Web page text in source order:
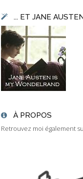
... ET JANE
À PROPOS
Retrouvez moi également